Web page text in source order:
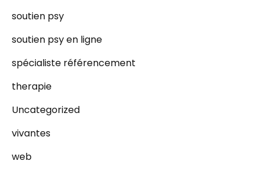
soutien psy
soutien psy en ligne
spécialiste référencement
therapie
Uncategorized
vivantes
web